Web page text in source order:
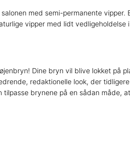
med semi-permanente
vipper med lidt vedligeholdelse i
Dine bryn vil blive lokket
redaktionelle look, der
tilpasse brynene på en sådan måde,